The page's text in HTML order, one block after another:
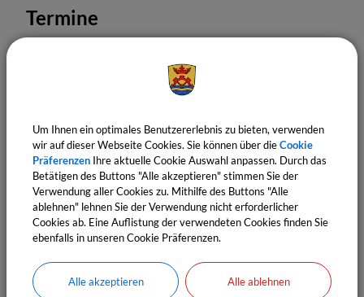
Termine
OpenStreetMap wird derzeit
nicht angezeigt
Bitte aktivieren Sie "OpenStreetMap" in Ihren
Cookie Einstellungen.
Um Ihnen ein optimales Benutzererlebnis zu bieten, verwenden
wir auf dieser Webseite Cookies. Sie können über dieCookie
Präferenzen Ihre aktuelle Cookie Auswahl anpassen. Durch das
Betätigen des Buttons "Alle akzeptieren" stimmen Sie der
Verwendung aller Cookies zu. Mithilfe des Buttons "Alle
ablehnen" lehnen Sie der Verwendung nicht erforderlicher
Cookies ab. Eine Auflistung der verwendeten Cookies finden Sie
ebenfalls in unseren Cookie Präferenzen.
Alle akzeptieren Alle ablehnen